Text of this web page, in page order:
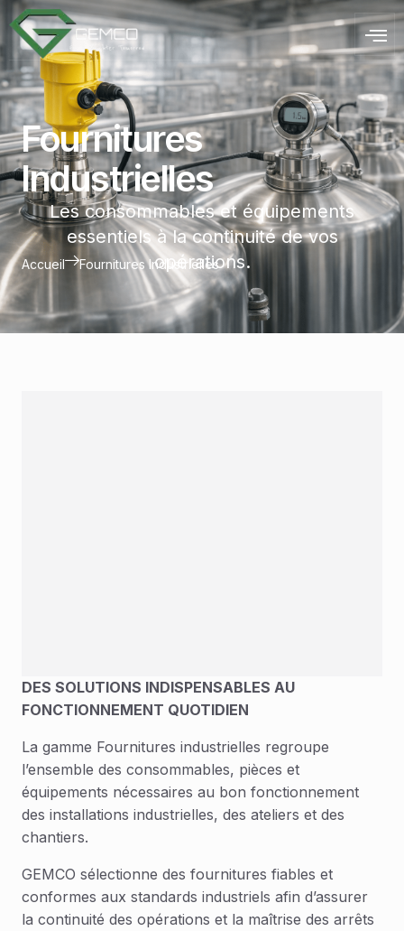
Fournitures
Industrielles
Les consommables et équipements
essentiels à la continuité de vos
opérations.
Accueil Fournitures Industrielles
DES SOLUTIONS INDISPENSABLES AU
FONCTIONNEMENT QUOTIDIEN
La gamme Fournitures industrielles regroupe
l’ensemble des consommables, pièces et
équipements nécessaires au bon fonctionnement
des installations industrielles, des ateliers et des
chantiers.
GEMCO sélectionne des fournitures fiables et
conformes aux standards industriels afin d’assurer
la continuité des opérations et la maîtrise des arrêts